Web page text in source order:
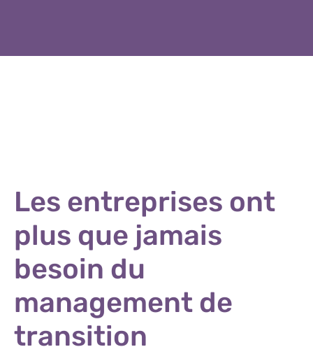
Les entreprises ont
plus que jamais
besoin du
management de
transition